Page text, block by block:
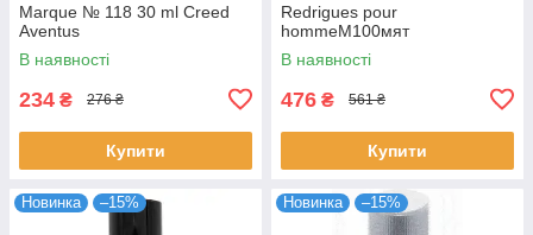
Marque № 118 30 ml Creed
Aventus
В наявності
234 ₴ 276 ₴
Купити
Redrigues pour
hommeM100мят
В наявності
476 ₴ 561 ₴
Купити
Новинка –15% Новинка –15%